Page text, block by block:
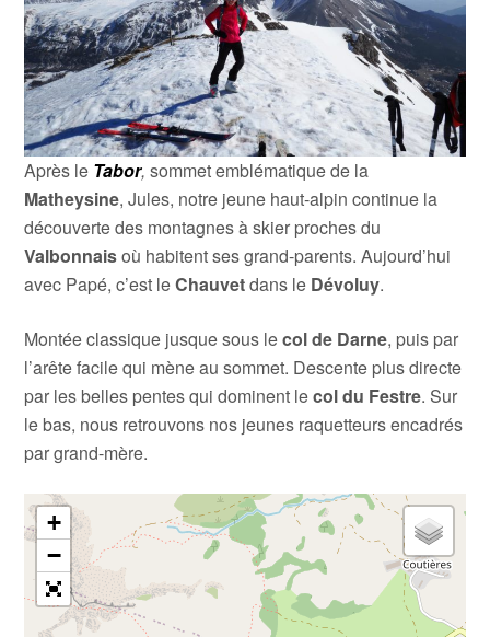
Après le Tabor, sommet emblématique de la
Matheysine, Jules, notre jeune haut-alpin continue la
découverte des montagnes à skier proches du
Valbonnaisoù habitent ses grand-parents. Aujourd’hui
avec Papé, c’est leChauvetdans le Dévoluy.
Montée classique jusque sous lecol de Darne, puis par
l’arête facile qui mène au sommet. Descente plus directe
par les belles pentes qui dominent lecol du Festre. Sur
le bas, nous retrouvons nos jeunes raquetteurs encadrés
par grand-mère.
+
−